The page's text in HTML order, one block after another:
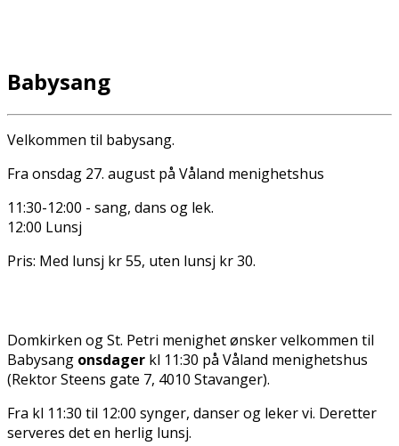
Babysang
Velkommen til babysang.
Fra onsdag 27. august på Våland menighetshus
11:30-12:00 - sang, dans og lek.
12:00 Lunsj
Pris: Med lunsj kr 55, uten lunsj kr 30.
Domkirken og St. Petri menighet ønsker velkommen til
Babysang onsdager kl 11:30 på Våland menighetshus
(Rektor Steens gate 7, 4010 Stavanger).
Fra kl 11:30 til 12:00 synger, danser og leker vi. Deretter
serveres det en herlig lunsj.